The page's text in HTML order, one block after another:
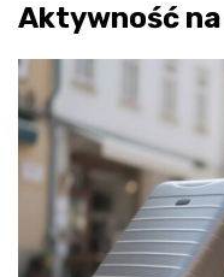
Aktywność